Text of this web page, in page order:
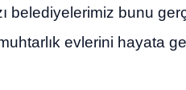
belediyelerimiz bunu
evlerini hayata